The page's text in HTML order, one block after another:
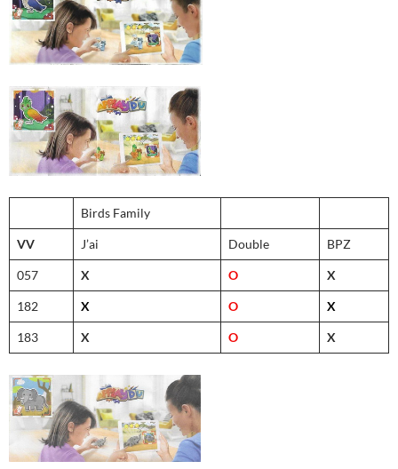
Birds Family
VV J’ai Double BPZ
057 X O X
182 X O X
183 X O X